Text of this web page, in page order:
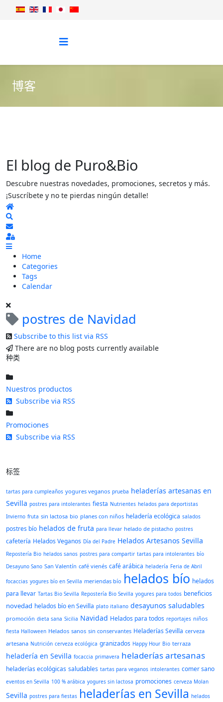
博客
El blog de Puro&Bio
Descubre nuestras novedades, promociones, secretos y más.
¡Suscríbete y no te pierdas ningún detalle!
Home
Subscribe to blog
Sign In
Home
Categories
Tags
Calendar
postres de Navidad
Subscribe to this list via RSS
There are no blog posts currently available
种类
Nuestros productos
Subscribe via RSS
Promociones
Subscribe via RSS
标签
tartas para cumpleaños yogures veganos prueba heladerías artesanas en
Sevilla postres para intolerantes fiesta Nutrientes helados para deportistas
Invierno fruta sin lactosa bio planes con niños heladería ecológica salados
postres bío helados de fruta para llevar helado de pistacho postres
cafetería Helados Veganos Día del Padre Helados Artesanos Sevilla
Repostería Bio helados sanos postres para compartir tartas para intolerantes bío
Desayuno Sano San Valentín café vienés café arábica heladería Feria de Abril
focaccias yogures bío en Sevilla meriendas bío helados bío helados
para llevar Tartas Bio Sevilla Repostería Bio Sevilla yogures para todos beneficios
novedad helados bío en Sevilla plato italiano desayunos saludables
promoción dieta sana Sicilia Navidad Helados para todos reportajes niños
fiesta Halloween Helados sanos sin conservantes Heladerías Sevilla cerveza
artesana Nutrición cerveza ecológica granizados Happy Hour Bio terraza
heladería en Sevilla focaccia primavera heladerías artesanas
heladerías ecológicas saludables tartas para veganos intolerantes comer sano
eventos en Sevilla 100 % arábica yogures sin lactosa promociones cerveza Molan
Sevilla postres para fiestas heladerías en Sevilla helados